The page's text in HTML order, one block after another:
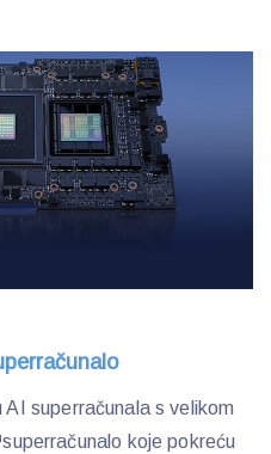
AI superračunala s velikom
koje pokreću